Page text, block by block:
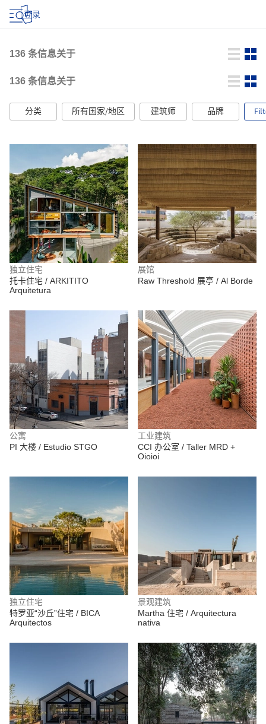
登录
136 条信息关于
136 条信息关于
分类 所有国家/地区 建筑师 品牌
独立住宅
托卡住宅 / ARKITITO
Arquitetura
展馆
Raw Threshold 展亭 / Al Borde
公寓
PI 大楼 / Estudio STGO
工业建筑
CCI 办公室 / Taller MRD +
Oioioi
独立住宅
特罗亚“沙丘”住宅 / BICA
Arquitectos
景观建筑
Martha 住宅 / Arquitectura
nativa